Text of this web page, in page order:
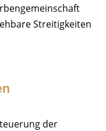
Streitigkeiten
der